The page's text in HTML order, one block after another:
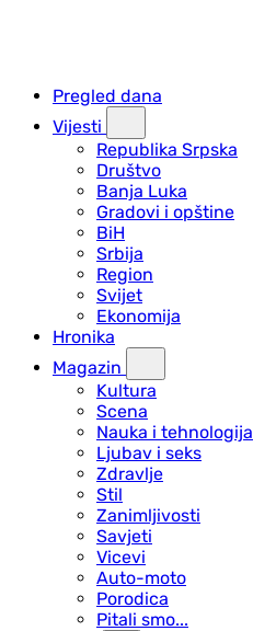
Pregled dana
Vijesti
Republika Srpska
Društvo
Banja Luka
Gradovi i opštine
BiH
Srbija
Region
Svijet
Ekonomija
Hronika
Magazin
Kultura
Scena
Nauka i tehnologija
Ljubav i seks
Zdravlje
Stil
Zanimljivosti
Savjeti
Vicevi
Auto-moto
Porodica
Pitali smo...